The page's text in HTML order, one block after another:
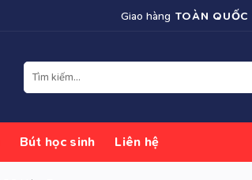
Giao hàng TOÀN QUỐC
Tìm
kiếm:
Bút học sinh Liên hệ